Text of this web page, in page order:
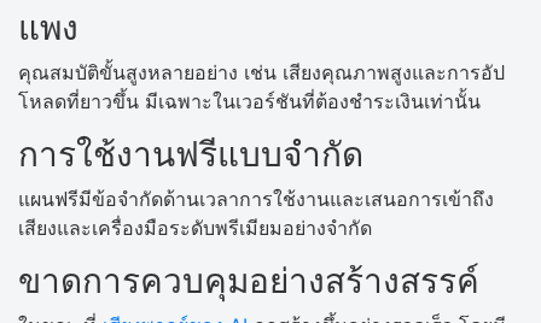
แพง
คุณสมบัติขั้นสูงหลายอย่าง เช่น เสียงคุณภาพสูงและการอัป
โหลดที่ยาวขึ้น มีเฉพาะในเวอร์ชันที่ต้องชำระเงินเท่านั้น
การใช้งานฟรีแบบจำกัด
แผนฟรีมีข้อจำกัดด้านเวลาการใช้งานและเสนอการเข้าถึง
เสียงและเครื่องมือระดับพรีเมียมอย่างจำกัด
ขาดการควบคุมอย่างสร้างสรรค์